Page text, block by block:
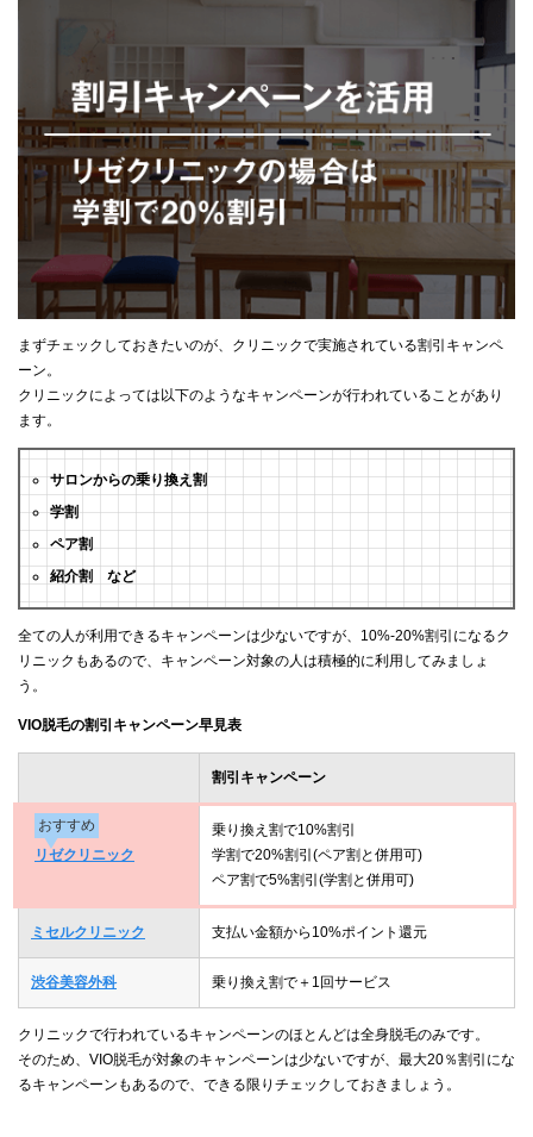
まずチェックしておきたいのが、クリニックで実施されている割引キャンペ
ーン。
クリニックによっては以下のようなキャンペーンが行われていることがあり
ます。
サロンからの乗り換え割
学割
ペア割
紹介割 など
全ての人が利用できるキャンペーンは少ないですが、10%-20%割引になるク
リニックもあるので、キャンペーン対象の人は積極的に利用してみましょ
う。
VIO脱毛の割引キャンペーン早見表
割引キャンペーン
おすすめ
リゼクリニック
乗り換え割で10%割引
学割で20%割引(ペア割と併用可)
ペア割で5%割引(学割と併用可)
ミセルクリニック 支払い金額から10%ポイント還元
渋谷美容外科 乗り換え割で＋1回サービス
クリニックで行われているキャンペーンのほとんどは全身脱毛のみです。
そのため、VIO脱毛が対象のキャンペーンは少ないですが、最大20％割引にな
るキャンペーンもあるので、できる限りチェックしておきましょう。